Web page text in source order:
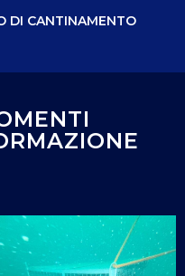
DI CANTINAMENTO